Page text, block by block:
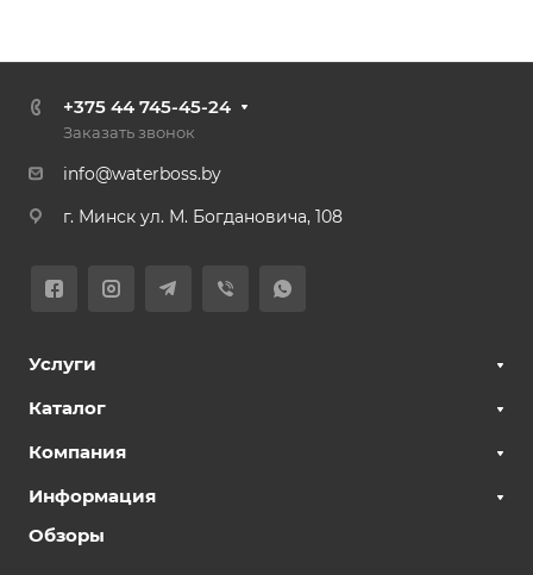
+375 44 745-45-24
Заказать звонок
info@waterboss.by
г. Минск ул. М. Богдановича, 108
Услуги
Каталог
Компания
Информация
Обзоры